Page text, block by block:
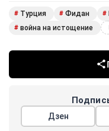
# Турция # Фидан #
# война на истощение
Дзен